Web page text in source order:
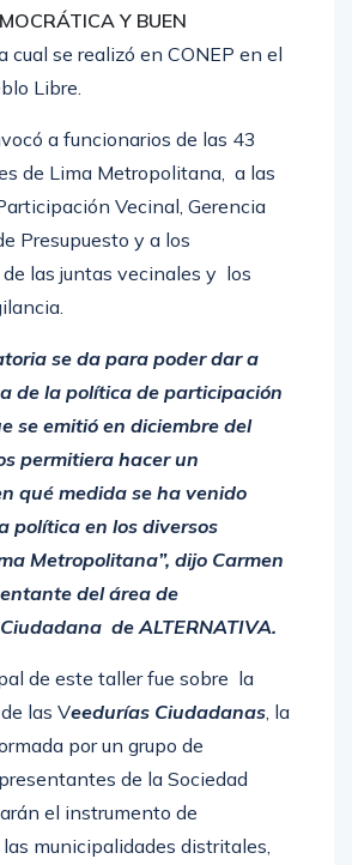
Y BUEN
cual se realizó en CONEP en el
Libre.
a funcionarios de las 43
de Lima Metropolitana, a las
Vecinal, Gerencia
Presupuesto y a los
las juntas vecinales y los
se da para poder dar a
de la política de participación
se emitió en diciembre del
permitiera hacer un
qué medida se ha venido
política en los diversos
Metropolitana”, dijo Carmen
del área de
de ALTERNATIVA.
de este taller fue sobre la
las Veedurías Ciudadanas , la
por un grupo de
de la Sociedad
el instrumento de
municipalidades distritales,